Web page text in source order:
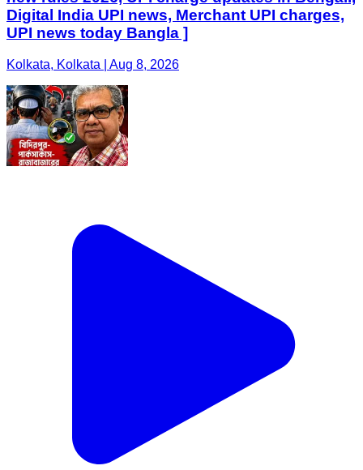
Digital India UPI news, Merchant UPI charges,
UPI news today Bangla ]
Kolkata, Kolkata | Aug 8, 2026